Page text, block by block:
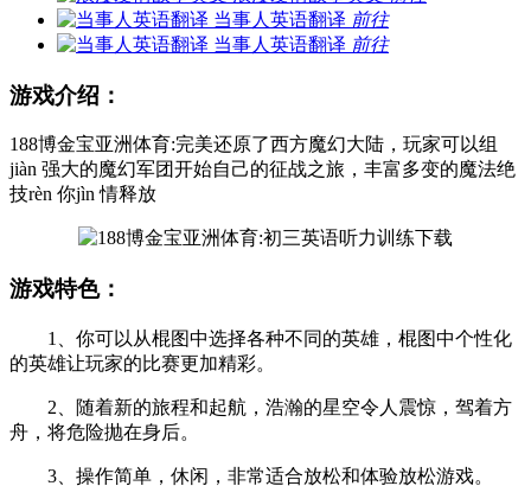
当事人英语翻译 前往
当事人英语翻译 前往
游戏介绍：
188博金宝亚洲体育:完美还原了西方魔幻大陆，玩家可以组
jiàn 强大的魔幻军团开始自己的征战之旅，丰富多变的魔法绝
技rèn 你jìn 情释放
游戏特色：
1、你可以从棍图中选择各种不同的英雄，棍图中个性化
的英雄让玩家的比赛更加精彩。
2、随着新的旅程和起航，浩瀚的星空令人震惊，驾着方
舟，将危险抛在身后。
3、操作简单，休闲，非常适合放松和体验放松游戏。